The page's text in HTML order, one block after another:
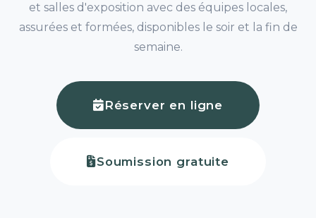
et salles d'exposition avec des équipes locales,
assurées et formées, disponibles le soir et la fin de
semaine.
Réserver en ligne
Soumission gratuite